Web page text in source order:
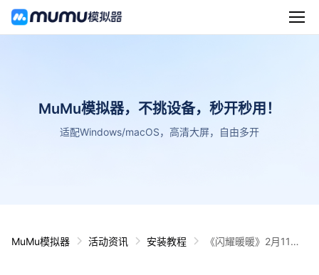
MuMu模拟器，不挑设备，秒开秒用！
适配Windows/macOS，高清大屏，自由多开
MuMu模拟器 活动资讯 安装教程
《闪耀暖暖》2月11日